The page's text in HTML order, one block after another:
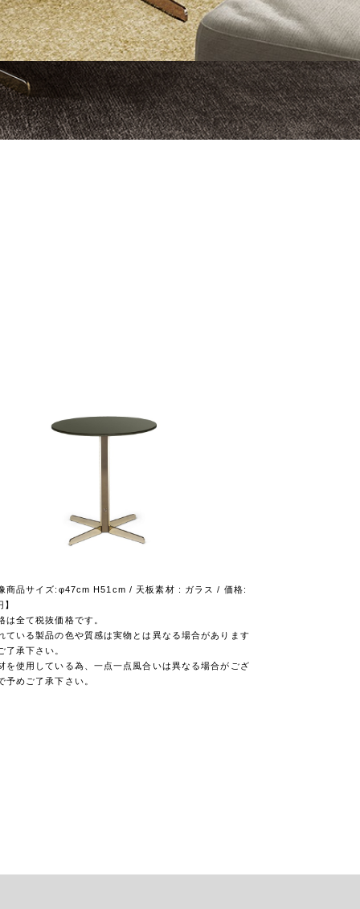
像商品サイズ:φ47cm H51cm / 天板素材 : ガラス / 価格:
は全て税抜価格です。
ている製品の色や質感は実物とは異なる場合があります
了承下さい。
を使用している為、一点一点風合いは異なる場合がござ
予めご了承下さい。